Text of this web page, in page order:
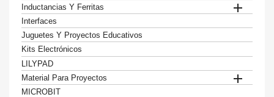
Inductancias Y Ferritas 
Interfaces
Juguetes Y Proyectos Educativos
Kits Electrónicos
LILYPAD
Material Para Proyectos

MICROBIT